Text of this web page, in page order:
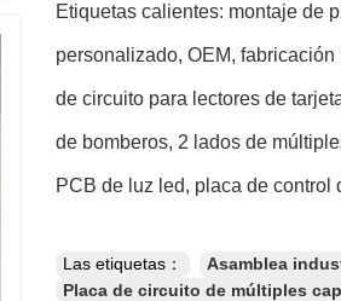
Etiquetas calientes: montaje de
personalizado, OEM,
de circuito para lectores de
de bomberos, 2 lados de
PCB de luz led, placa de
Las etiquetas： Asamblea
Placa de circuito de múltiples